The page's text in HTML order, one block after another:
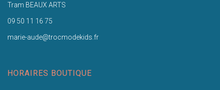
Tram BEAUX ARTS
09 50 11 16 75
marie-aude@trocmodekids.fr
HORAIRES BOUTIQUE